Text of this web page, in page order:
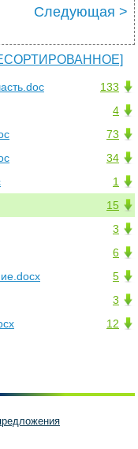
Следующая >
133
4
73
34
1
15
3
6
5
3
12